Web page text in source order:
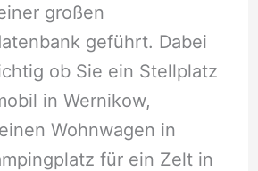
großen
geführt. Dabei
ob Sie ein Stellplatz
in Wernikow,
Wohnwagen in
für ein Zelt in